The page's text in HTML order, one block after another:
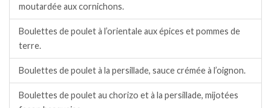
moutardée aux cornichons.
Boulettes de poulet à l’orientale aux épices et pommes de
terre.
Boulettes de poulet à la persillade, sauce crémée à l’oignon.
Boulettes de poulet au chorizo et à la persillade, mijotées